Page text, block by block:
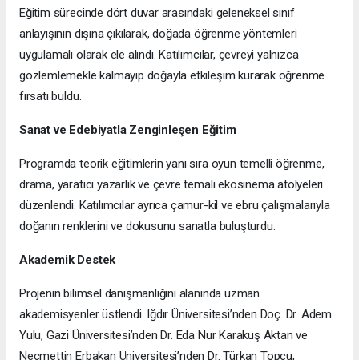
Eğitim sürecinde dört duvar arasındaki geleneksel sınıf
anlayışının dışına çıkılarak, doğada öğrenme yöntemleri
uygulamalı olarak ele alındı. Katılımcılar, çevreyi yalnızca
gözlemlemekle kalmayıp doğayla etkileşim kurarak öğrenme
fırsatı buldu.
Sanat ve Edebiyatla Zenginleşen Eğitim
Programda teorik eğitimlerin yanı sıra oyun temelli öğrenme,
drama, yaratıcı yazarlık ve çevre temalı ekosinema atölyeleri
düzenlendi. Katılımcılar ayrıca çamur-kil ve ebru çalışmalarıyla
doğanın renklerini ve dokusunu sanatla buluşturdu.
Akademik Destek
Projenin bilimsel danışmanlığını alanında uzman
akademisyenler üstlendi. Iğdır Üniversitesi’nden Doç. Dr. Adem
Yulu, Gazi Üniversitesi’nden Dr. Eda Nur Karakuş Aktan ve
Necmettin Erbakan Üniversitesi’nden Dr. Türkan Topçu,